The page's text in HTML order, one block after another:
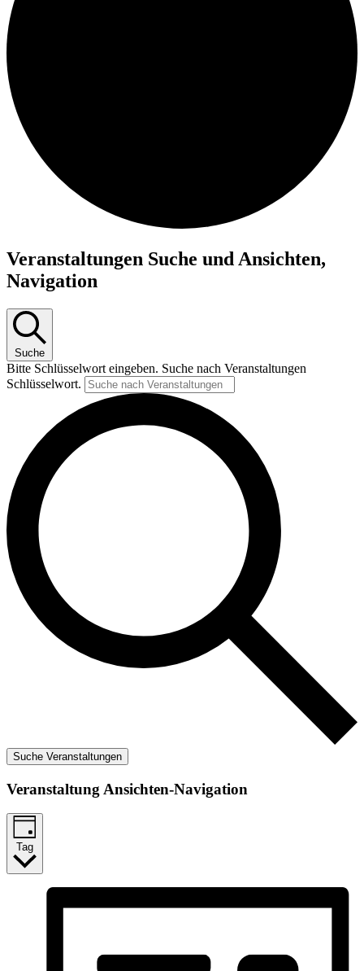
Veranstaltungen Suche und Ansichten,
Navigation
Suche
Bitte Schlüsselwort eingeben. Suche nach Veranstaltungen
Schlüsselwort.
Suche Veranstaltungen
Veranstaltung Ansichten-Navigation
Tag